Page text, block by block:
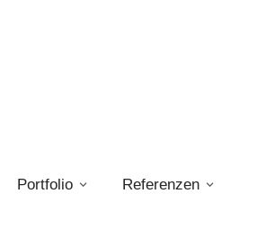
Portfolio Referenzen